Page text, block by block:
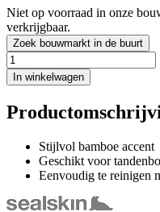
Niet op voorraad in onze
verkrijgbaar.
Zoek bouwmarkt in de buurt
In winkelwagen
Stijlvol bamboe accent
Geschikt voor
Eenvoudig te reinigen